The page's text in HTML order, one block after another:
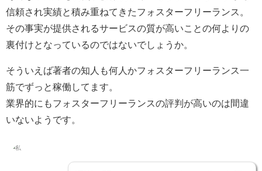
信頼され実績と積み重ねてきたフォスターフリーランス。
その事実が提供されるサービスの質が高い ことの何よりの
裏付けとなっているのではないでしょうか。
そういえば著者の知人も何人かフォスターフリーランス一
筋でずっと稼働してます。
業界的にもフォスターフリーランスの評判が高いのは間違
いないようです。